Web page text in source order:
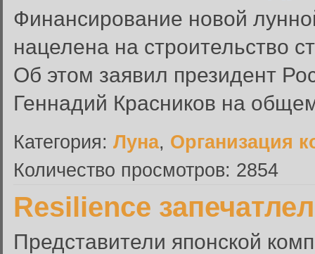
Финансирование новой
нацелена на строительство
Об этом заявил президент
Геннадий Красников на
Категория: Луна, Организация
Количество просмотров: 2854
Resilience
Представители японской